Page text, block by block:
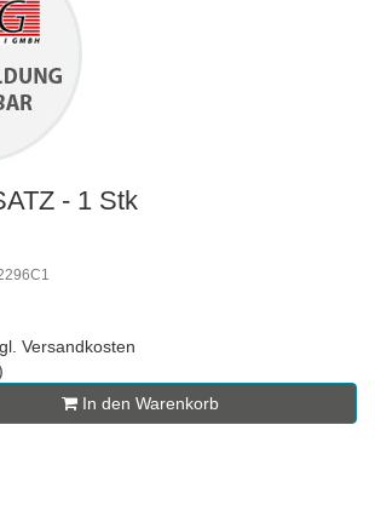
- 1 Stk
Versandkosten
In den Warenkorb